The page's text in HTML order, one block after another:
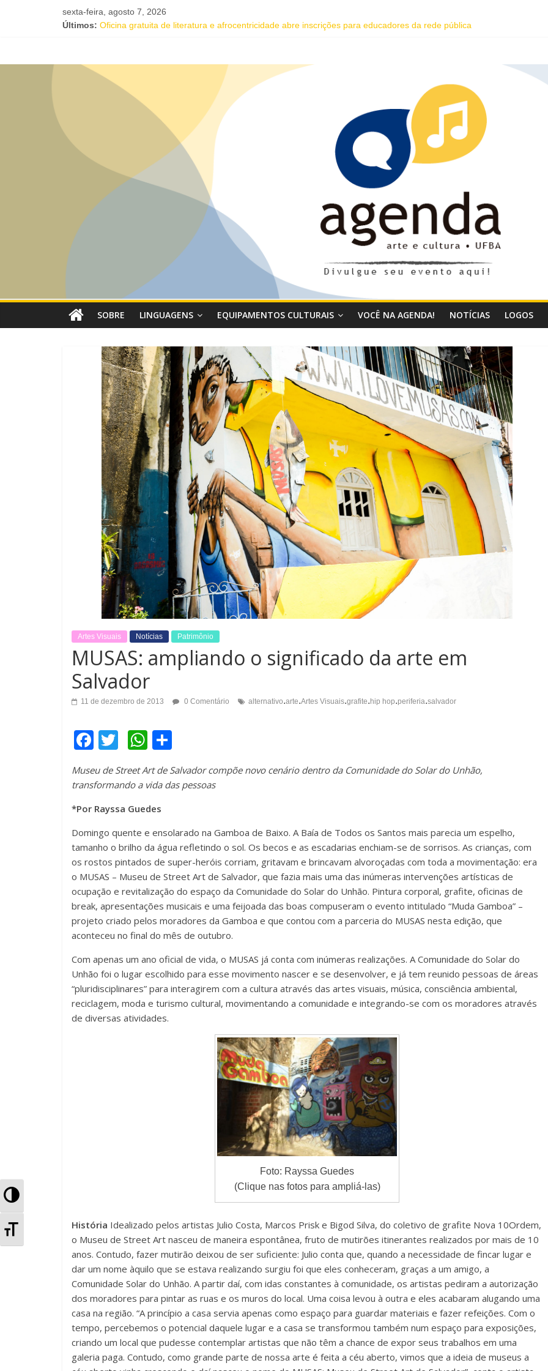
A
t
A
sexta-feira, agosto 7, 2026
Últimos: Oficina gratuita de literatura e afrocentricidade abre inscrições para educadores da rede pública
Tuca Fernandes, Buja Ferreira e o cantor coreano Junho Chu estão entre as atrações deste fim de semana da
Projeto Órbita estreia em Salvador com residente da Vila Sul do Goethe-Institut e programação gratuita de cinema
SOBRE LINGUAGENS EQUIPAMENTOS CULTURAIS VOCÊ NA AGENDA! NOTÍCIAS LOGOS
Artes Visuais Notícias Patrimônio
MUSAS: ampliando o significado da arte em
Salvador
11 de dezembro de 2013 0 Comentário alternativo.arte.Artes Visuais.grafite. hip hop.periferia.salvador
F
c
b
o
o
k
tt
W
at
A
p
p
m
til
h
ar
Museu de Street Art de Salvador compõe novo cenário dentro da Comunidade do Solar do Unhão,
transformando a vida das pessoas
*Por Rayssa Guedes
Domingo quente e ensolarado na Gamboa de Baixo. A Baía de Todos os Santos mais parecia um espelho,
tamanho o brilho da água refletindo o sol. Os becos e as escadarias enchiam-se de sorrisos. As crianças, com
os rostos pintados de super-heróis corriam, gritavam e brincavam alvoroçadas com toda a movimentação: era
o MUSAS – Museu de Street Art de Salvador, que fazia mais uma das inúmeras intervenções artísticas de
ocupação e revitalização do espaço da Comunidade do Solar do Unhão. Pintura corporal, grafite, oficinas de
break, apresentações musicais e uma feijoada das boas compuseram o evento intitulado “Muda Gamboa” –
projeto criado pelos moradores da Gamboa e que contou com a parceria do MUSAS nesta edição, que
aconteceu no final do mês de outubro.
Com apenas um ano oficial de vida, o MUSAS já conta com inúmeras realizações. A Comunidade do Solar do
Unhão foi o lugar escolhido para esse movimento nascer e se desenvolver, e já tem reunido pessoas de áreas
“pluridisciplinares” para interagirem com a cultura através das artes visuais, música, consciência ambiental,
reciclagem, moda e turismo cultural, movimentando a comunidade e integrando-se com os moradores através
de diversas atividades.
Foto: Rayssa Guedes
(Clique nas fotos para ampliá-las)
História Idealizado pelos artistas Julio Costa, Marcos Prisk e Bigod Silva, do coletivo de grafite Nova 10Ordem,
o Museu de Street Art nasceu de maneira espontânea, fruto de mutirões itinerantes realizados por mais de 10
anos. Contudo, fazer mutirão deixou de ser suficiente: Julio conta que, quando a necessidade de fincar lugar e
dar um nome àquilo que se estava realizando surgiu foi que eles conheceram, graças a um amigo, a
Comunidade Solar do Unhão. A partir daí, com idas constantes à comunidade, os artistas pediram a autorização
dos moradores para pintar as ruas e os muros do local. Uma coisa levou à outra e eles acabaram alugando uma
casa na região. “A princípio a casa servia apenas como espaço para guardar materiais e fazer refeições. Com o
tempo, percebemos o potencial daquele lugar e a casa se transformou também num espaço para exposições,
criando um local que pudesse contemplar artistas que não têm a chance de expor seus trabalhos em uma
galeria paga. Contudo, como grande parte de nossa arte é feita a céu aberto, vimos que a ideia de museus a